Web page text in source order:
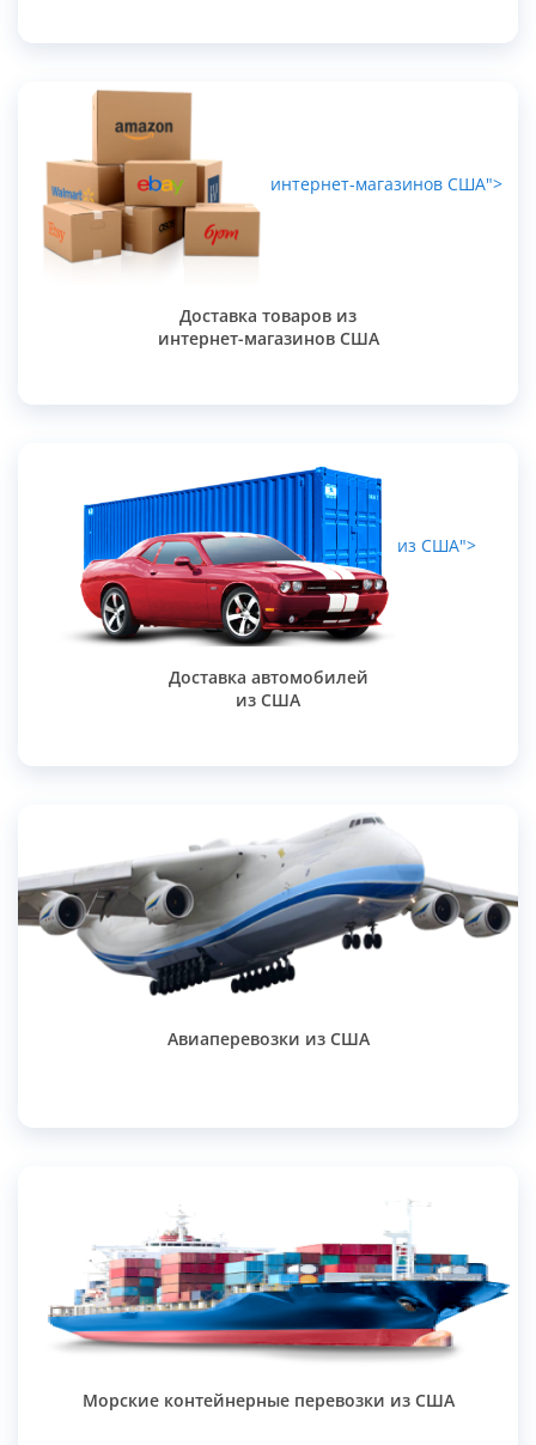
интернет-магазинов США">
Доставка товаров из
интернет-магазинов США
из США">
Доставка автомобилей
из США
Авиаперевозки из США
Морские контейнерные перевозки из США